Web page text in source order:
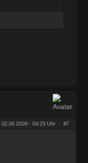
02.06.2009 - 04:29 Uhr · #7